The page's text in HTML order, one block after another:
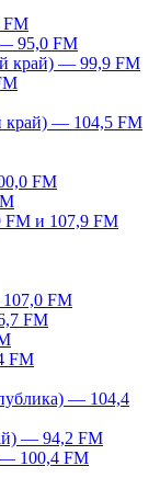
FM
95,0 FM
край) — 99,9 FM
край) — 104,5 FM
FM
и 107,9 FM
FM
FM
FM
— 104,4
— 94,2 FM
— 100,4 FM